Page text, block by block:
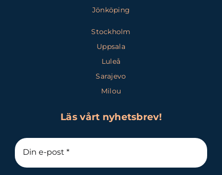
Jönköping
Stockholm
Uppsala
Luleå
Sarajevo
Milou
Läs vårt nyhetsbrev!